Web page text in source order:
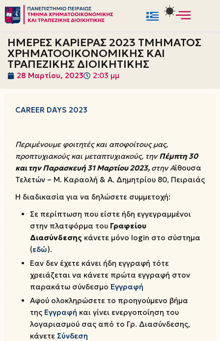
Μεταπηδήστε
στο
περιεχόμενο
ΗΜΕΡΕΣ ΚΑΡΙΕΡΑΣ 2023 ΤΜΗΜΑΤΟΣ
ΧΡΗΜΑΤΟΟΙΚΟΝΟΜΙΚΗΣ ΚΑΙ
ΤΡΑΠΕΖΙΚΗΣ ΔΙΟΙΚΗΤΙΚΗΣ
28 Μαρτίου, 2023 2:03 μμ
CAREER DAYS 2023
Περιμένουμε φοιτητές και αποφοίτους μας,
προπτυχιακούς και μεταπτυχιακούς, τηνΠέμπτη 30
και την Παρασκευή 31 Μαρτίου 2023, στην Αίθουσα
Τελετών – Μ. Καραολή & Α. Δημητρίου 80, Πειραιάς
Η διαδικασία για να δηλώσετε συμμετοχή:
Σε περίπτωση που είστε ήδη εγγεγραμμένοι
στην πλατφόρμα του Γραφείου
Διασύνδεσης κάνετε μόνο login στο σύστημα
(εδώ).
Eαν δεν έχετε κάνει ήδη εγγραφή τότε
χρειάζεται να κάνετε πρώτα εγγραφή στον
παρακάτω σύνδεσμο Εγγραφή
Αφού ολοκληρώσετε το προηγούμενο βήμα
της Εγγραφή και γίνει ενεργοποίηση του
λογαριασμού σας από το Γρ. Διασύνδεσης,
κάνετε Σύνδεση